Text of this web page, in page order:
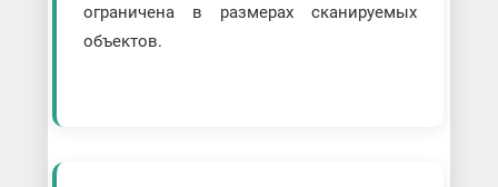
ограничена в размерах сканируемых
объектов.